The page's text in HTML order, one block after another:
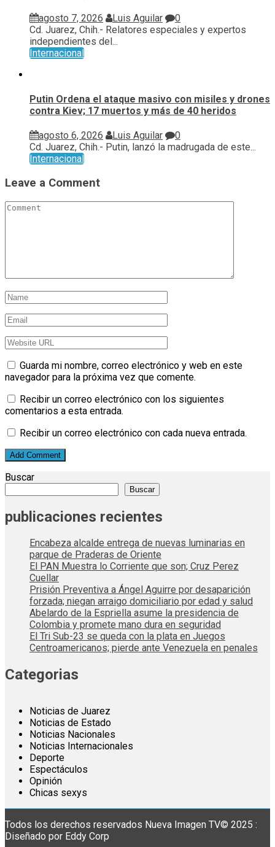
agosto 7, 2026 Luis Aguilar
0
Cd. Juarez, Chih.- Relatores especiales y expertos
independientes del...
Internacional
Putin Ordena el ataque masivo con misiles y drones
contra Kiev; 17 muertos y más de 40 heridos
agosto 6, 2026 Luis Aguilar
0
Cd. Juarez, Chih.- Putin, lanzó la madrugada de este...
Internacional
Leave a Comment
Guarda mi nombre, correo electrónico y web en este
navegador para la próxima vez que comente.
Recibir un correo electrónico con los siguientes
comentarios a esta entrada.
Recibir un correo electrónico con cada nueva entrada.
Buscar
Buscar
publicaciones recientes
Encabeza alcalde entrega de nuevas luminarias en
parque de Praderas de Oriente
El PAN Muestra lo Corriente que son; Cruz Perez
Cuellar
Prisión Preventiva a Ángel Aguirre por desaparición
forzada; niegan arraigo domiciliario por edad y salud
Abelardo de la Espriella asume la presidencia de
Colombia y promete mano dura en seguridad
El Tri Sub-23 se queda con la plata en Juegos
Centroamericanos; pierde ante Venezuela en penales
Categorias
Noticias de Juarez
Noticias de Estado
Noticias Nacionales
Noticias Internacionales
Deporte
Espectáculos
Opinión
Chicas sexys
Todos los derechos reservados Nueva Imagen TV© 2025 :
Diseñado por Eddy Corp